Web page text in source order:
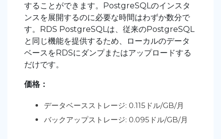
することができます。PostgreSQLのインスタ
ンスを展開するのに必要な時間はわずか数分で
す。RDS PostgreSQLは、従来のPostgreSQL
と同じ機能を提供するため、ローカルのデータ
ベースをRDSにダンプまたはアップロードする
だけです。
価格：
データベースストレージ: 0.115ドル/GB/月
バックアップストレージ: 0.095ドル/GB/月